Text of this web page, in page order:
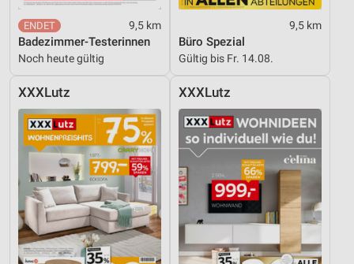
9,5 km
Badezimmer-Testerinnen
Noch heute gültig
9,5 km
Büro Spezial
Gültig bis Fr. 14.08.
XXXLutz XXXLutz
Analyse von Zielgruppen durch Statistiken oder
Kombinationen von Daten aus verschiedenen
Quellen
Verwendung reduzierter Daten zur Auswahl von
Inhalten
IAB-Besonderheiten:
Verwendung genauer Standortdaten
Geräte anhand von aktiv angeforderten
Informationen identifizieren
Nicht-IAB-Verarbeitungszwecke: